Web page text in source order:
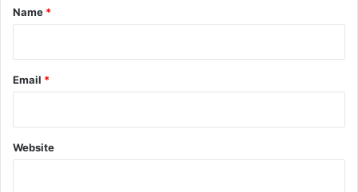
*
Name *
Email *
Website